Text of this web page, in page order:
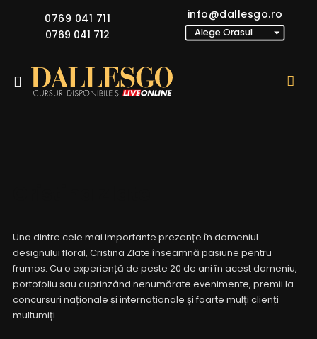
0769 041 711
0769 041 712
info@dallesgo.ro
Una dintre cele mai importante prezențe în domeniul
designului floral, Cristina Zlate înseamnă pasiune pentru
frumos. Cu o experiență de peste 20 de ani în acest domeniu,
portofoliu sau cuprinzând nenumărate evenimente, premii la
concursuri naționale și internaționale și foarte mulți clienți
multumiți.